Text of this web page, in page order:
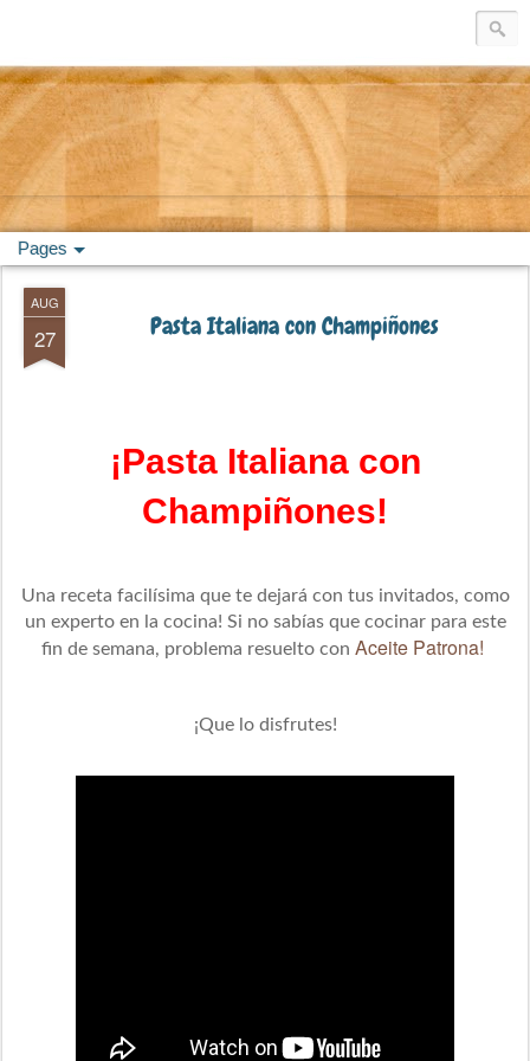
Pages
AUG
27 Pasta Italiana con Champiñones
¡Pasta Italiana con
Champiñones!
Una receta facilísima que te dejará con tus invitados, como
un experto en la cocina! Si no sabías que cocinar para este
fin de semana, problema resuelto con Aceite Patrona!
¡Que lo disfrutes!